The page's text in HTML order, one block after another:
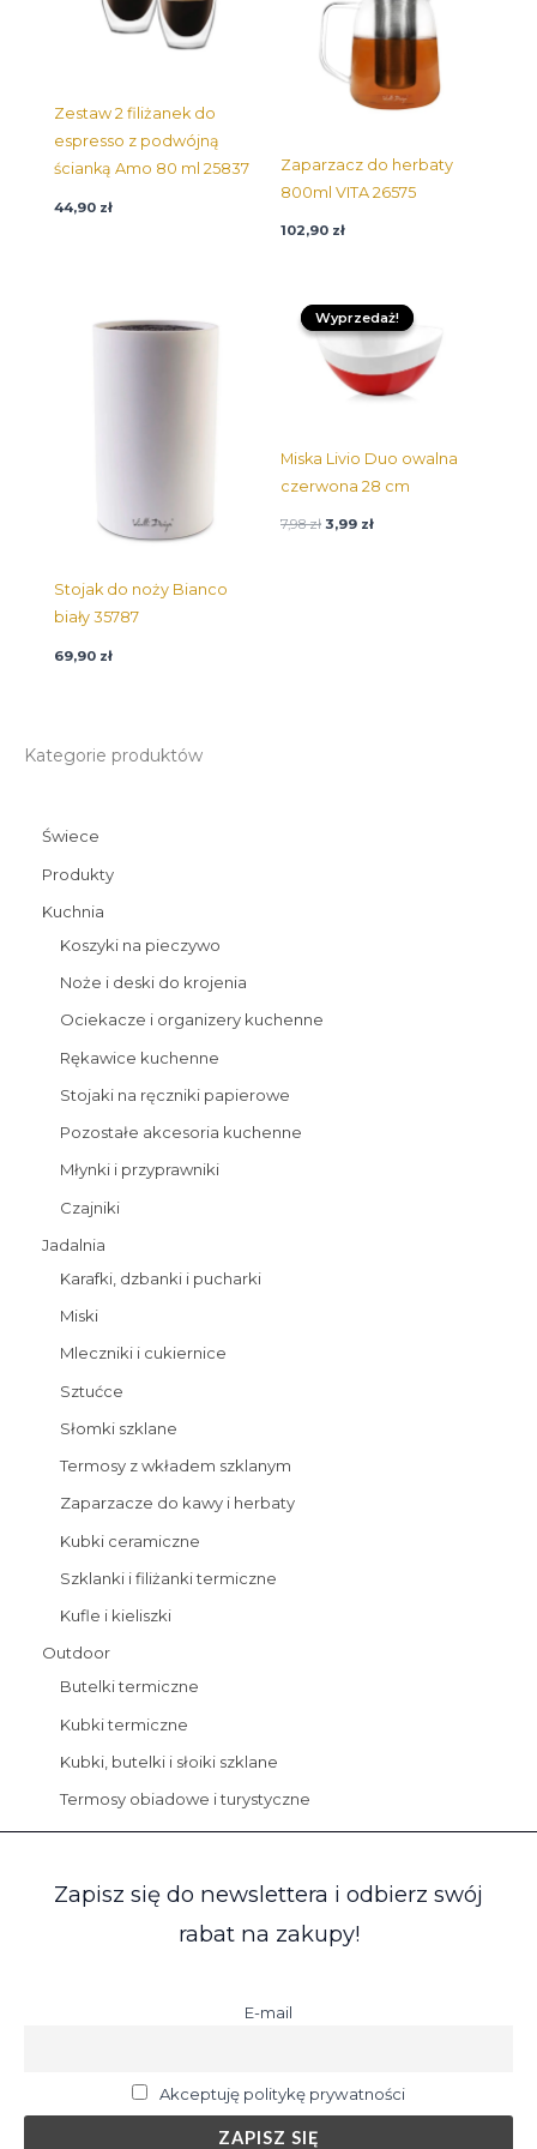
Kategorie produktów
Świece
Produkty
Kuchnia
Koszyki na pieczywo
Noże i deski do krojenia
Ociekacze i organizery kuchenne
Rękawice kuchenne
Stojaki na ręczniki papierowe
Pozostałe akcesoria kuchenne
Młynki i przyprawniki
Czajniki
Jadalnia
Karafki, dzbanki i pucharki
Miski
Mleczniki i cukiernice
Sztućce
Słomki szklane
Termosy z wkładem szklanym
Zaparzacze do kawy i herbaty
Kubki ceramiczne
Szklanki i filiżanki termiczne
Kufle i kieliszki
Outdoor
Butelki termiczne
Kubki termiczne
Kubki, butelki i słoiki szklane
Termosy obiadowe i turystyczne
Zestaw 2 filiżanek do
espresso z podwójną
ścianką Amo 80 ml 25837
44,90 zł
Zaparzacz do herbaty
800ml VITA 26575
102,90 zł
Stojak do noży Bianco
biały 35787
69,90 zł
Wyprzedaż!
Wyprzedaż!
Miska Livio Duo owalna
czerwona 28 cm
7,98zł
cena
wynosiła:
7,98 zł.
3,99 zł
cena:
3,99 zł.
Zapisz się do newslettera i odbierz swój
rabat na zakupy!
E-mail
Akceptuję politykę prywatności